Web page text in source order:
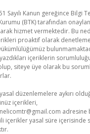
Sayılı Kanun gereğince Bilgi
(BTK) tarafından
hizmet vermektedir. Bu
proaktif olarak
içeriklerin
siteye üye olarak bu
düzenlemelere aykırı
içerikleri,
adresine
içerikler yasal süre içerisinde